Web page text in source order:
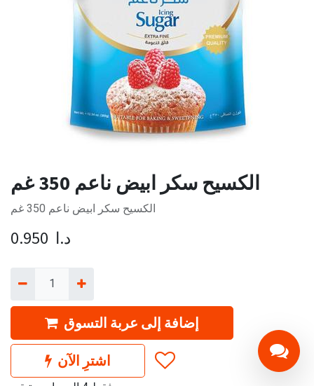
الكسيح سكر ابيض ناعم 350 غم
الكسيح سكر ابيض ناعم 350 غم
0.950 د.ا
إضافة إلى عربة التسوق
اشترِ الآن